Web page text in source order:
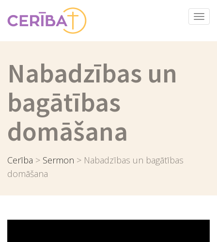
Nabadzības un
bagātības
domāšana
Cerība > Sermon > Nabadzības un bagātības
domāšana